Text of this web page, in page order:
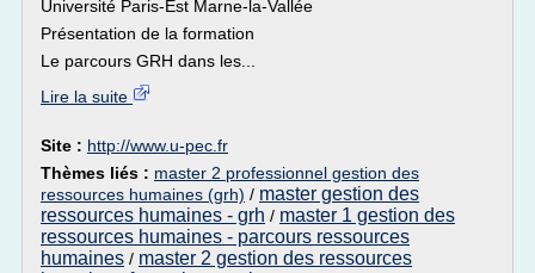
Université Paris-Est Marne-la-Vallée
Présentation de la formation
Le parcours GRH dans les...
Lire la suite
Site : http://www.u-pec.fr
Thèmes liés : master 2 professionnel gestion des
ressources humaines (grh) / master gestion des
ressources humaines - grh / master 1 gestion des
ressources humaines - parcours ressources
humaines / master 2 gestion des ressources